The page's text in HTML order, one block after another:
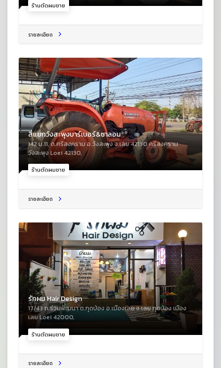
ร้านตัดผมชาย
รายละเอียด
ร้านตัดผมชาย
สี่แยกวังสะพุงบาร์เบอร์&ซาลอน
142 ม.11, ต.ศรีสงคราม อ.วังสะพุง จ.เลย 42130 ศรีสงคราม
วังสะพุง Loei 42130,
รายละเอียด
ร้านตัดผมชาย
รักผม Hair Design
17/43 ถ.ร่วมพัฒนา ต.กุดป่อง อ.เมืองเลย จ.เลย กุดป่อง เมือง
เลย Loei 42000,
รายละเอียด